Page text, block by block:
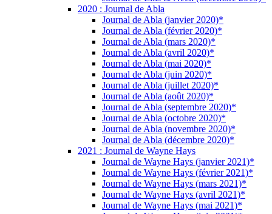
2020 : Journal de Abla
Journal de Abla (janvier 2020)*
Journal de Abla (février 2020)*
Journal de Abla (mars 2020)*
Journal de Abla (avril 2020)*
Journal de Abla (mai 2020)*
Journal de Abla (juin 2020)*
Journal de Abla (juillet 2020)*
Journal de Abla (août 2020)*
Journal de Abla (septembre 2020)*
Journal de Abla (octobre 2020)*
Journal de Abla (novembre 2020)*
Journal de Abla (décembre 2020)*
2021 : Journal de Wayne Hays
Journal de Wayne Hays (janvier 2021)*
Journal de Wayne Hays (février 2021)*
Journal de Wayne Hays (mars 2021)*
Journal de Wayne Hays (avril 2021)*
Journal de Wayne Hays (mai 2021)*